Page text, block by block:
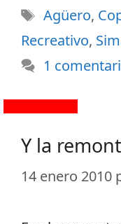
Agüero,
Recreativo,
1
Y la
14 enero 2010